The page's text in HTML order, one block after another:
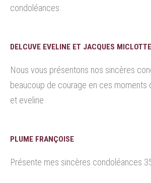
condoléances.
DELCUVE EVELINE ET JACQUES MICLOTTE
Nous vous présentons nos sincères
beaucoup de courage en ces moments
et eveline
PLUME FRANÇOISE
Présente mes sincères condoléances